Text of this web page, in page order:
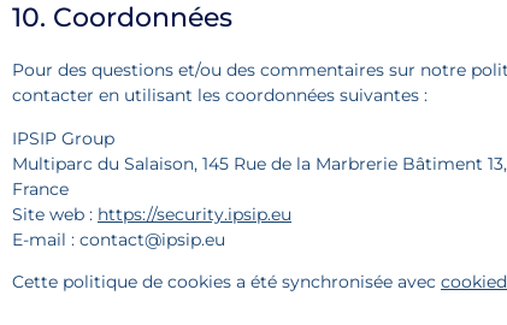
10. Coordonnées
Pour des questions et/ou des commentaires sur notre
contacter en utilisant les coordonnées suivantes :
IPSIP Group
Multiparc du Salaison, 145 Rue de la Marbrerie Bâtiment
France
Site web : https://security.ipsip.eu
E-mail : contact@ipsip.eu
Cette politique de cookies a été synchronisée avec